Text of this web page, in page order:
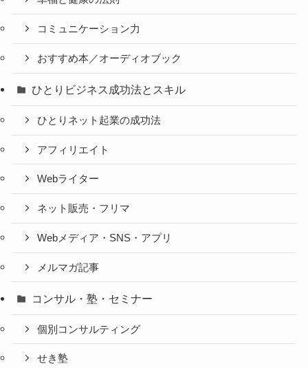
コミュニケーション力
おすすめ本／オーディオブック
ひとりビジネス成功法とスキル
ひとりネット起業の成功法
アフィリエイト
Webライター
ネット販売・フリマ
Webメディア・SNS・アプリ
メルマガ記事
コンサル・塾・セミナー
個別コンサルティング
せき塾